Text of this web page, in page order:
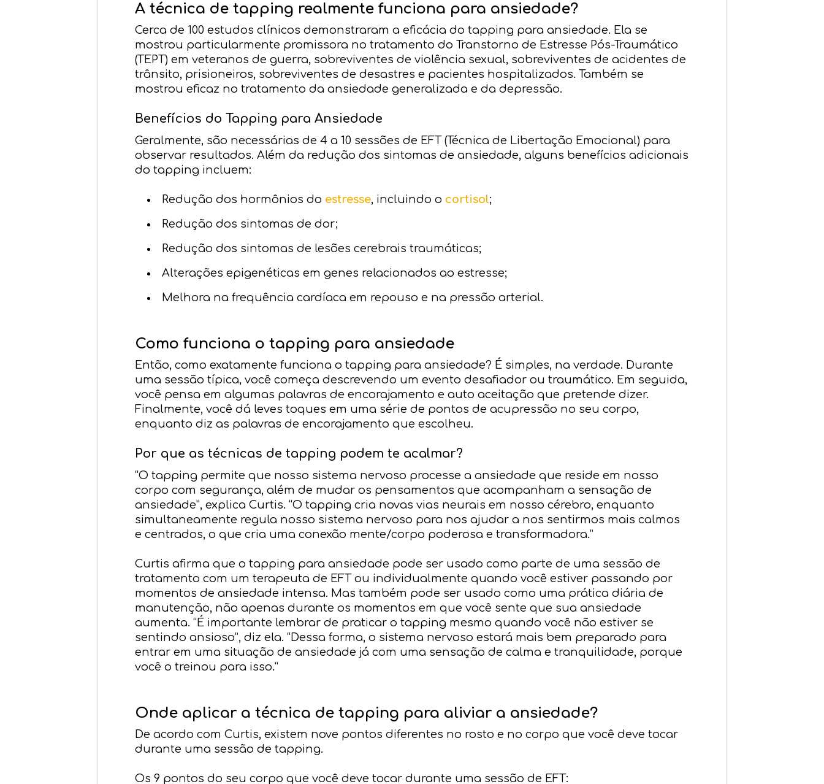
A técnica de tapping realmente funciona para ansiedade?
Cerca de 100 estudos clínicos demonstraram a eficácia do tapping para ansiedade. Ela se
mostrou particularmente promissora no tratamento do Transtorno de Estresse Pós-Traumático
(TEPT) em veteranos de guerra, sobreviventes de violência sexual, sobreviventes de acidentes de
trânsito, prisioneiros, sobreviventes de desastres e pacientes hospitalizados. Também se
mostrou eficaz no tratamento da ansiedade generalizada e da depressão.
Benefícios do Tapping para Ansiedade
Geralmente, são necessárias de 4 a 10 sessões de EFT (Técnica de Libertação Emocional) para
observar resultados. Além da redução dos sintomas de ansiedade, alguns benefícios adicionais
do tapping incluem:
Redução dos hormônios do estresse, incluindo o cortisol;
Redução dos sintomas de dor;
Redução dos sintomas de lesões cerebrais traumáticas;
Alterações epigenéticas em genes relacionados ao estresse;
Melhora na frequência cardíaca em repouso e na pressão arterial.
Como funciona o tapping para ansiedade
Então, como exatamente funciona o tapping para ansiedade? É simples, na verdade. Durante
uma sessão típica, você começa descrevendo um evento desafiador ou traumático. Em seguida,
você pensa em algumas palavras de encorajamento e auto aceitação que pretende dizer.
Finalmente, você dá leves toques em uma série de pontos de acupressão no seu corpo,
enquanto diz as palavras de encorajamento que escolheu.
Por que as técnicas de tapping podem te acalmar?
“O tapping permite que nosso sistema nervoso processe a ansiedade que reside em nosso
corpo com segurança, além de mudar os pensamentos que acompanham a sensação de
ansiedade”, explica Curtis. “O tapping cria novas vias neurais em nosso cérebro, enquanto
simultaneamente regula nosso sistema nervoso para nos ajudar a nos sentirmos mais calmos
e centrados, o que cria uma conexão mente/corpo poderosa e transformadora.”
Curtis afirma que o tapping para ansiedade pode ser usado como parte de uma sessão de
tratamento com um terapeuta de EFT ou individualmente quando você estiver passando por
momentos de ansiedade intensa. Mas também pode ser usado como uma prática diária de
manutenção, não apenas durante os momentos em que você sente que sua ansiedade
aumenta. “É importante lembrar de praticar o tapping mesmo quando você não estiver se
sentindo ansioso”, diz ela. “Dessa forma, o sistema nervoso estará mais bem preparado para
entrar em uma situação de ansiedade já com uma sensação de calma e tranquilidade, porque
você o treinou para isso.”
Onde aplicar a técnica de tapping para aliviar a ansiedade?
De acordo com Curtis, existem nove pontos diferentes no rosto e no corpo que você deve tocar
durante uma sessão de tapping.
Os 9 pontos do seu corpo que você deve tocar durante uma sessão de EFT: